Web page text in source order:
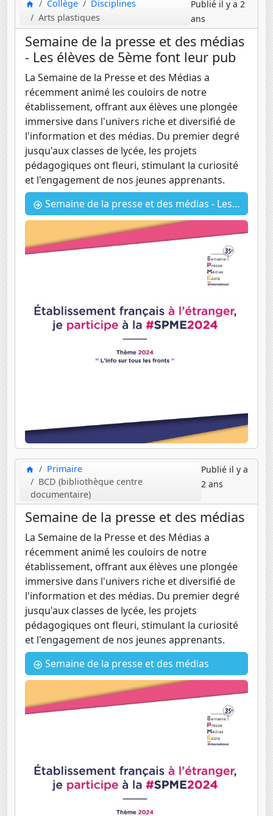
Collège
Disciplines
Arts plastiques
Publié il y a 2
ans
Semaine de la presse et des médias
- Les élèves de 5ème font leur pub
La Semaine de la Presse et des Médias a
récemment animé les couloirs de notre
établissement, offrant aux élèves une plongée
immersive dans l'univers riche et diversifié de
l'information et des médias. Du premier degré
jusqu'aux classes de lycée, les projets
pédagogiques ont fleuri, stimulant la curiosité
et l'engagement de nos jeunes apprenants.
Semaine de la presse et des médias - Les élèves de 5ème font leur pub
Primaire
BCD (bibliothèque centre
documentaire)
Publié il y a
2 ans
Semaine de la presse et des médias
La Semaine de la Presse et des Médias a
récemment animé les couloirs de notre
établissement, offrant aux élèves une plongée
immersive dans l'univers riche et diversifié de
l'information et des médias. Du premier degré
jusqu'aux classes de lycée, les projets
pédagogiques ont fleuri, stimulant la curiosité
et l'engagement de nos jeunes apprenants.
Semaine de la presse et des médias